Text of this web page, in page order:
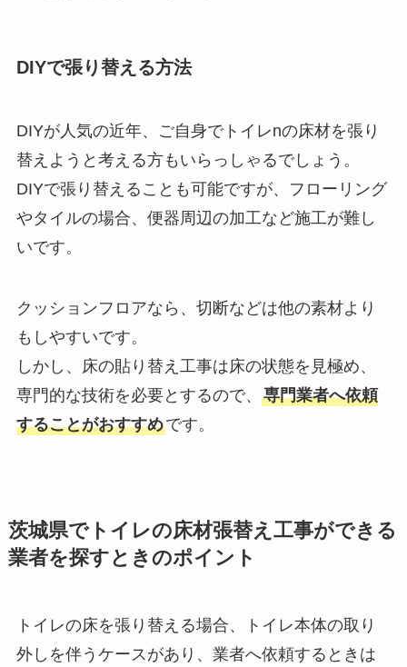
DIYで張り替える方法
DIYが人気の近年、ご自身でトイレnの床材を張り
替えようと考える方もいらっしゃるでしょう。
DIYで張り替えることも可能ですが、フローリング
やタイルの場合、便器周辺の加工など施工が難し
いです。
クッションフロアなら、切断などは他の素材より
もしやすいです。
しかし、床の貼り替え工事は床の状態を見極め、
専門的な技術を必要とするので、 専門業者へ依頼
することがおすすめです。
茨城県でトイレの床材張替え工事ができる
業者を探すときのポイント
トイレの床を張り替える場合、トイレ本体の取り
外しを伴うケースがあり、業者へ依頼するときは